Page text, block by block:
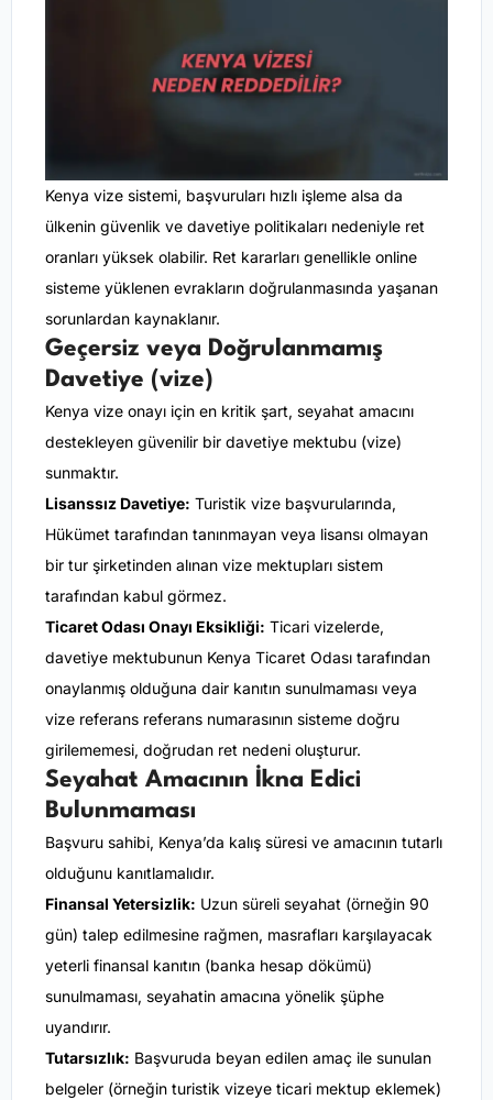
Kenya vize sistemi, başvuruları hızlı işleme alsa da
ülkenin güvenlik ve davetiye politikaları nedeniyle ret
oranları yüksek olabilir. Ret kararları genellikle online
sisteme yüklenen evrakların doğrulanmasında yaşanan
sorunlardan kaynaklanır.
Geçersiz veya Doğrulanmamış
Davetiye (vize)
Kenya vize onayı için en kritik şart, seyahat amacını
destekleyen güvenilir bir davetiye mektubu (vize)
sunmaktır.
Lisanssız Davetiye: Turistik vize başvurularında,
Hükümet tarafından tanınmayan veya lisansı olmayan
bir tur şirketinden alınan vize mektupları sistem
tarafından kabul görmez.
Ticaret Odası Onayı Eksikliği: Ticari vizelerde,
davetiye mektubunun Kenya Ticaret Odası tarafından
onaylanmış olduğuna dair kanıtın sunulmaması veya
vize referans referans numarasının sisteme doğru
girilememesi, doğrudan ret nedeni oluşturur.
Seyahat Amacının İkna Edici
Bulunmaması
Başvuru sahibi, Kenya’da kalış süresi ve amacının tutarlı
olduğunu kanıtlamalıdır.
Finansal Yetersizlik: Uzun süreli seyahat (örneğin 90
gün) talep edilmesine rağmen, masrafları karşılayacak
yeterli finansal kanıtın (banka hesap dökümü)
sunulmaması, seyahatin amacına yönelik şüphe
uyandırır.
Tutarsızlık: Başvuruda beyan edilen amaç ile sunulan
belgeler (örneğin turistik vizeye ticari mektup eklemek)